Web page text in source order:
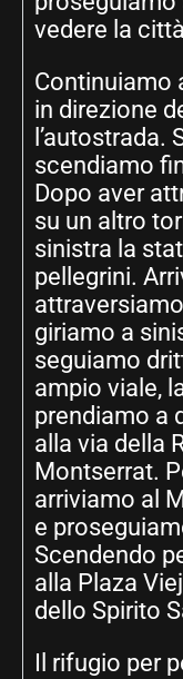
vedere la
Continuiamo
in direzione
l’autostrada.
scendiamo
Dopo aver
su un altro
sinistra la
pellegrini.
giriamo a
seguiamo
ampio viale,
prendiamo a
alla via della
Montserrat.
arriviamo al
e
Scendendo
alla Plaza
dello Spirito
Il rifugio per